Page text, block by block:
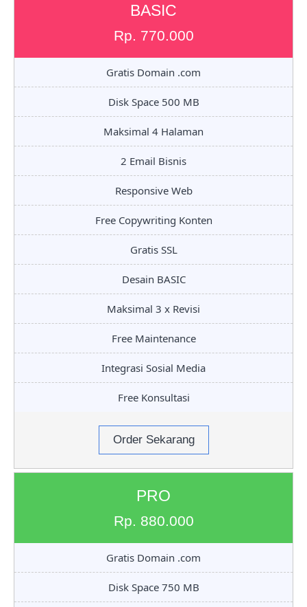
BASIC
Rp. 770.000
Gratis Domain .com
Disk Space 500 MB
Maksimal 4 Halaman
2 Email Bisnis
Responsive Web
Free Copywriting Konten
Gratis SSL
Desain BASIC
Maksimal 3 x Revisi
Free Maintenance
Integrasi Sosial Media
Free Konsultasi
Order Sekarang
PRO
Rp. 880.000
Gratis Domain .com
Disk Space 750 MB